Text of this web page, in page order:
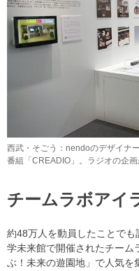
西武・そごう：nendoのデザイナ
番組「CREADIO」。ラジオの企
チームラボアイ
約48万人を動員したことで
学未来館で開催されたチーム
ぶ！未来の遊園地」で人気を